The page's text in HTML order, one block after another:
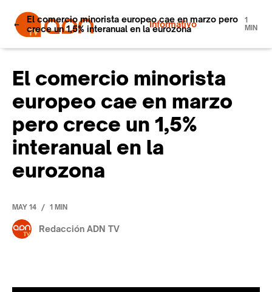
Informativo
El comercio minorista europeo cae en marzo pero
crece un 1,5% interanual en la eurozona
1
MIN
El comercio minorista
europeo cae en marzo
pero crece un 1,5%
interanual en la
eurozona
MAY 14 / 1 MIN
Redacción ADN TV